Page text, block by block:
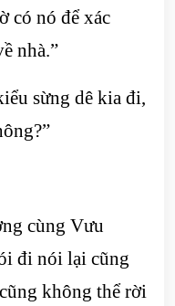
có nó để xác
nhà.”
sừng dê kia đi,
cùng Vưu
đi nói lại cũng
không thể rời